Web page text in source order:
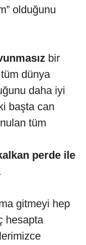
olduğunu
bir
dünya
daha iyi
başta can
tüm
perde ile
.
gitmeyi hep
hesapta